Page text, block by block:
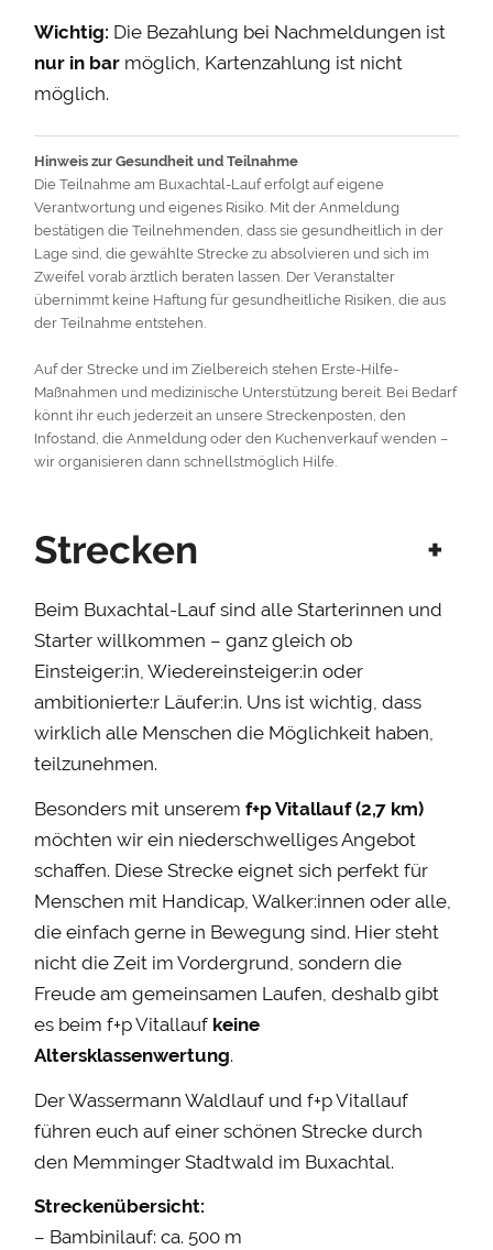
Wichtig: Die Bezahlung bei Nachmeldungen ist
nur in bar möglich, Kartenzahlung ist nicht
möglich.
Hinweis zur Gesundheit und Teilnahme
Die Teilnahme am Buxachtal-Lauf erfolgt auf eigene
Verantwortung und eigenes Risiko. Mit der Anmeldung
bestätigen die Teilnehmenden, dass sie gesundheitlich in der
Lage sind, die gewählte Strecke zu absolvieren und sich im
Zweifel vorab ärztlich beraten lassen. Der Veranstalter
übernimmt keine Haftung für gesundheitliche Risiken, die aus
der Teilnahme entstehen.
Auf der Strecke und im Zielbereich stehen Erste-Hilfe-
Maßnahmen und medizinische Unterstützung bereit. Bei Bedarf
könnt ihr euch jederzeit an unsere Streckenposten, den
Infostand, die Anmeldung oder den Kuchenverkauf wenden –
wir organisieren dann schnellstmöglich Hilfe.
Strecken +
Beim Buxachtal-Lauf sind alle Starterinnen und
Starter willkommen – ganz gleich ob
Einsteiger:in, Wiedereinsteiger:in oder
ambitionierte:r Läufer:in. Uns ist wichtig, dass
wirklich alle Menschen die Möglichkeit haben,
teilzunehmen.
Besonders mit unseremf+p Vitallauf (2,7 km)
möchten wir ein niederschwelliges Angebot
schaffen. Diese Strecke eignet sich perfekt für
Menschen mit Handicap, Walker:innen oder alle,
die einfach gerne in Bewegung sind. Hier steht
nicht die Zeit im Vordergrund, sondern die
Freude am gemeinsamen Laufen, deshalb gibt
es beim f+p Vitallauf keine
Altersklassenwertung.
Der Wassermann Waldlauf und f+p Vitallauf
führen euch auf einer schönen Strecke durch
den Memminger Stadtwald im Buxachtal.
Streckenübersicht:
– Bambinilauf: ca. 500 m